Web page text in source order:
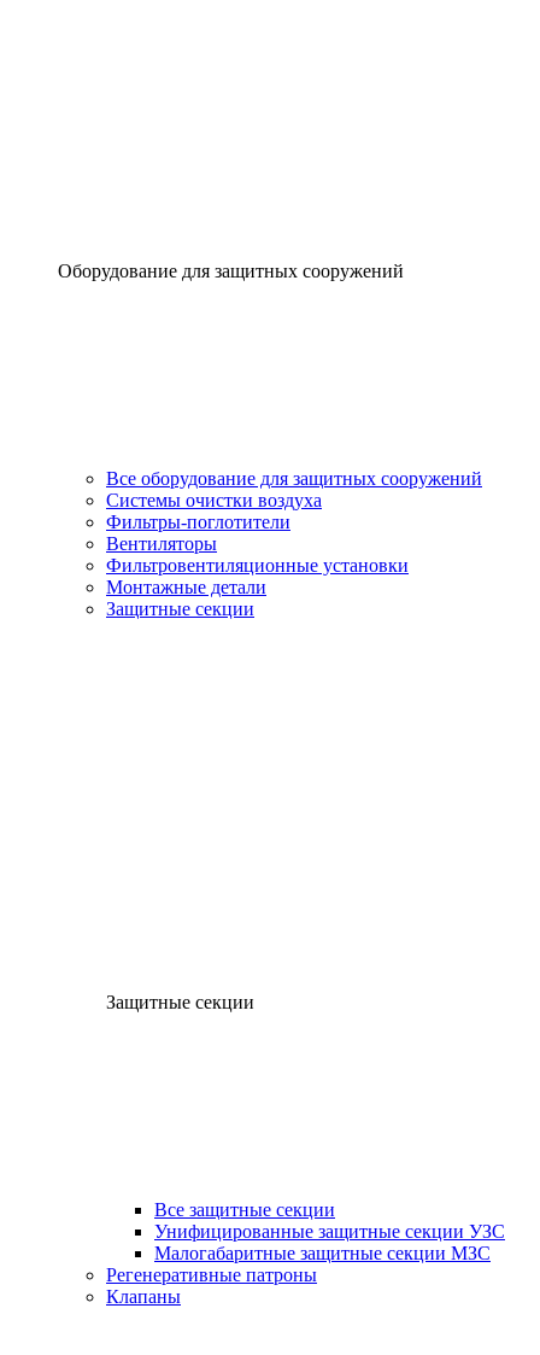
Оборудование для защитных сооружений
Все оборудование для защитных сооружений
Системы очистки воздуха
Фильтры-поглотители
Вентиляторы
Фильтровентиляционные установки
Монтажные детали
Защитные секции
Защитные секции
Все защитные секции
Унифицированные защитные секции УЗС
Малогабаритные защитные секции МЗС
Регенеративные патроны
Клапаны